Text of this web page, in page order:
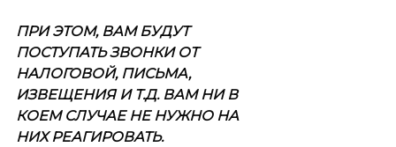
ПРИ ЭТОМ, ВАМ БУДУТ
ПОСТУПАТЬ ЗВОНКИ ОТ
НАЛОГОВОЙ, ПИСЬМА,
ИЗВЕЩЕНИЯ И Т.Д. ВАМ НИ В
КОЕМ СЛУЧАЕ НЕ НУЖНО НА
НИХ РЕАГИРОВАТЬ.